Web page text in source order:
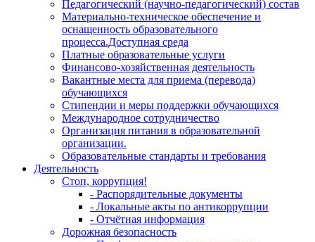
Педагогический (научно-педагогический) состав
Материально-техническое обеспечение и
оснащенность образовательного
процесса.Доступная среда
Платные образовательные услуги
Финансово-хозяйственная деятельность
Вакантные места для приема (перевода)
обучающихся
Стипендии и меры поддержки обучающихся
Международное сотрудничество
Организация питания в образовательной
организации.
Образовательные стандарты и требования
Деятельность
Стоп, коррупция!
- Распорядительные документы
- Локальные акты по антикоррупции
- Отчётная информация
Дорожная безопасность